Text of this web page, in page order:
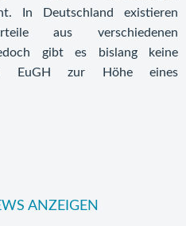
In Deutschland existieren
aus verschiedenen
gibt es bislang keine
EuGH zur Höhe eines
ANZEIGEN